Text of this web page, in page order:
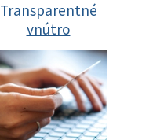
Transparentné
vnútro